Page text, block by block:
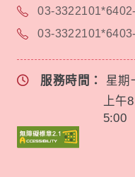
03-
03-
服務時間： 星期
上午
5:00